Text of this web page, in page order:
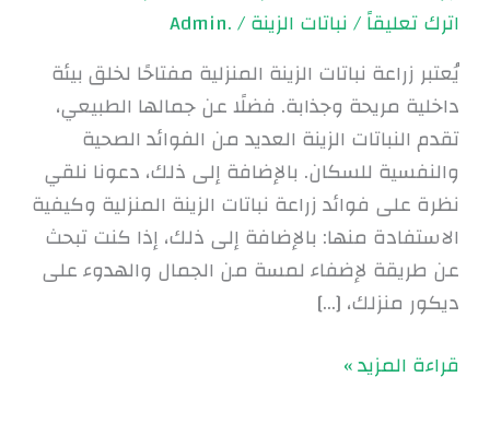
اترك تعليقاً/نباتات الزينة/
.Admin
يُعتبر زراعة نباتات الزينة المنزلية مفتاحًا لخلق بيئة
داخلية مريحة وجذابة. فضلًا عن جمالها الطبيعي،
تقدم النباتات الزينة العديد من الفوائد الصحية
والنفسية للسكان. بالإضافة إلى ذلك، دعونا نلقي
نظرة على فوائد زراعة نباتات الزينة المنزلية وكيفية
الاستفادة منها: بالإضافة إلى ذلك، إذا كنت تبحث
عن طريقة لإضفاء لمسة من الجمال والهدوء على
ديكور منزلك، […]
قراءة المزيد »